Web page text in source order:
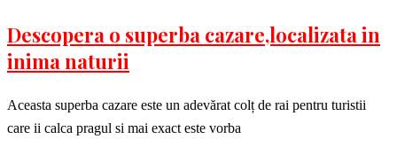
Descopera o superba cazare,localizata in
inima naturii
Aceasta superba cazare este un adevărat colț de rai pentru turistii
care ii calca pragul si mai exact este vorba